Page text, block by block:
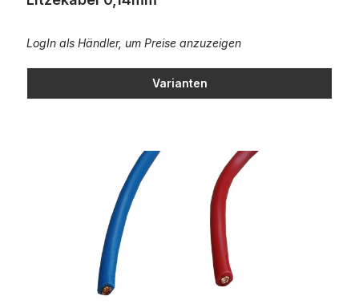
LogIn als Händler, um Preise anzuzeigen
Varianten